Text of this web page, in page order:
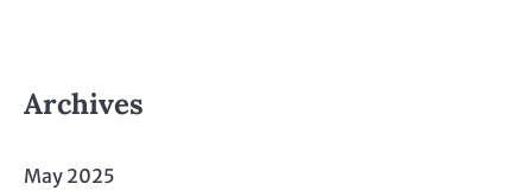
Archives
May 2025